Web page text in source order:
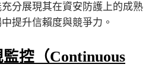
分展現其在資安防護上的成熟
提升信賴度與競爭力。
控（Continuous